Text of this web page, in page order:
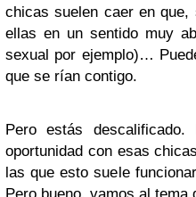
chicas suelen caer en
ellas en un sentido muy
sexual por ejemplo)…
que se rían contigo.
Pero estás descalificado.
oportunidad con esas
las que esto suele